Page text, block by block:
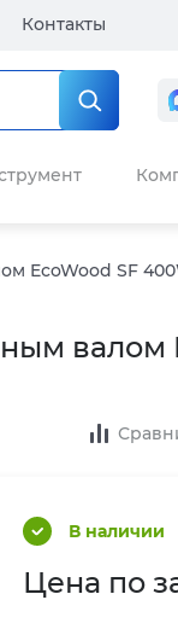
Контакты
EcoWood SF
валом
В наличии
Цена по